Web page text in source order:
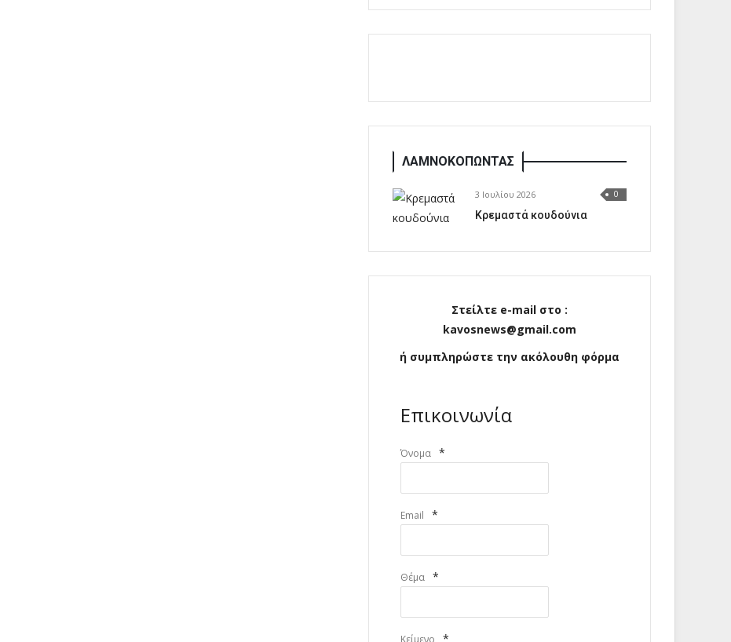
ΛΑΜΝΟΚΟΠΩΝΤΑΣ
3 Ιουλίου 2026 0
Κρεμαστά κουδούνια
Στείλτε e-mail στο :
kavosnews@gmail.com
ή συμπληρώστε την ακόλουθη φόρμα
Επικοινωνία
Όνομα *
Email *
Θέμα *
*